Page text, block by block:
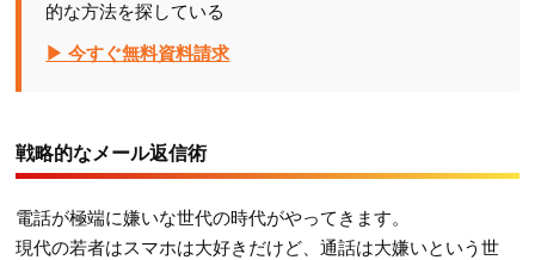
的な方法を探している
▶ 今すぐ無料資料請求
戦略的なメール返信術
電話が極端に嫌いな世代の時代がやってきます。
現代の若者はスマホは大好きだけど、通話は大嫌いという世